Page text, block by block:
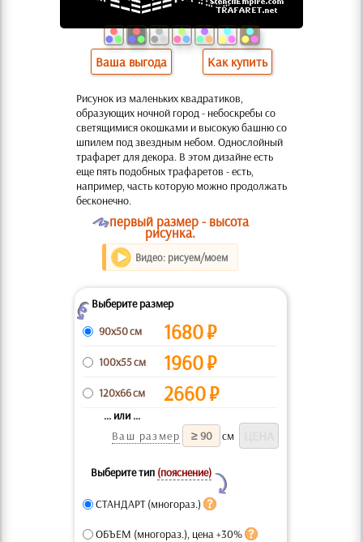
Ваша выгода Как купить
Рисунок из маленьких квадратиков,
образующих ночной город - небоскребы со
светящимися окошками и высокую башню со
шпилем под звездным небом. Однослойный
трафарет для декора. В этом дизайне есть
еще пять подобных трафаретов - есть,
например, часть которую можно продолжать
бесконечно.
Oпервый размер - высота
рисунка.
Видео: рисуем/моем
ZВыберите размер
90x50 см
1680₽
100x55 см 1960₽
120x66 см 2660₽
... или ...
Ваш размер
см
Выберите тип (пояснение)
Y
СТАНДАРТ (многораз.)
ОБЪЕМ (многораз.), цена +30%